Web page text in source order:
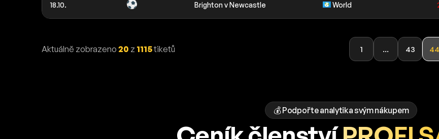
18.10. Brighton v Newcastle World
Aktuálně zobrazeno 20 z 1115tiketů 1 ... 43 44
💰 Podpořte analytika svým nákupem